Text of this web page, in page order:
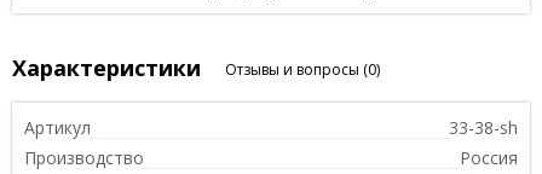
Характеристики Отзывы и вопросы (0)
Артикул
33-38-sh
Производство
Россия